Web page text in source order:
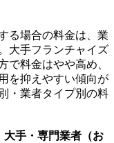
る場合の料金は、業
大手フランチャイズ
で料金はやや高め、
を抑えやすい傾向が
・業者タイプ別の料
大手・専門業者（お